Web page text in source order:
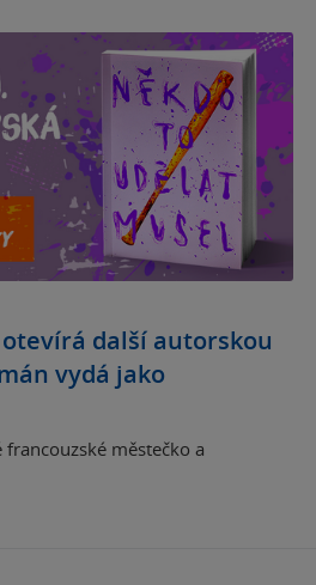
další autorskou
vydá jako
francouzské městečko a